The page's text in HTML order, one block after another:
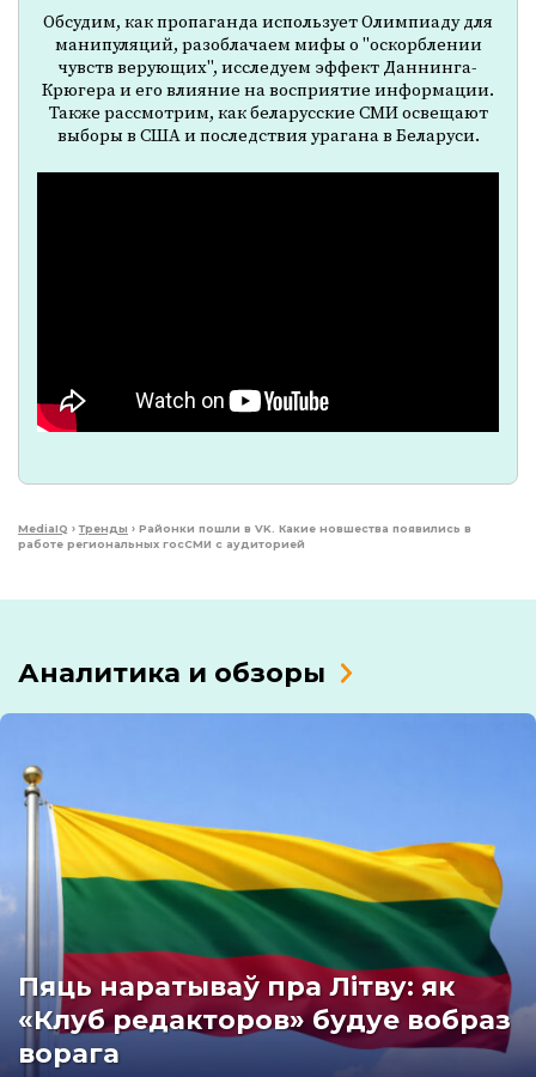
Обсудим, как пропаганда использует Олимпиаду для
манипуляций, разоблачаем мифы о "оскорблении
чувств верующих", исследуем эффект Даннинга-
Крюгера и его влияние на восприятие информации.
Также рассмотрим, как беларусские СМИ освещают
выборы в США и последствия урагана в Беларуси.
MediaIQ ›Тренды › Районки пошли в VK. Какие новшества появились в
работе региональных госСМИ с аудиторией
Аналитика и обзоры
Пяць наратываў пра Літву: як
«Клуб редакторов» будуе вобраз
ворага